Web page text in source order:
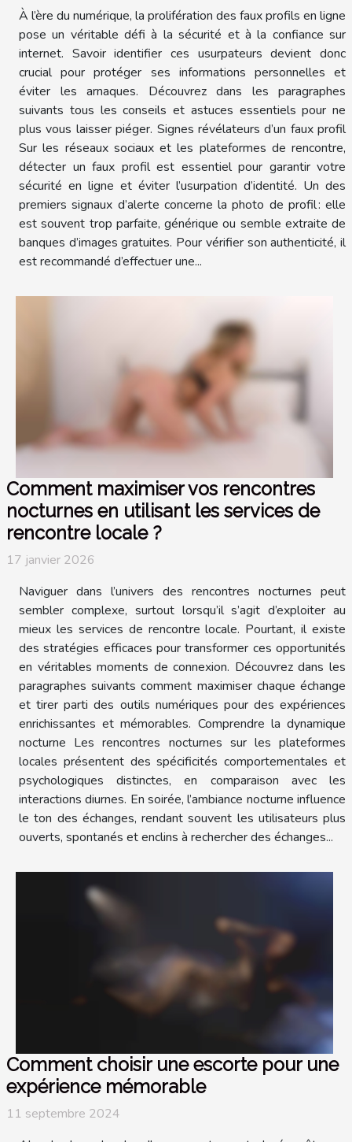
À l’ère du numérique, la prolifération des faux profils en ligne
pose un véritable défi à la sécurité et à la confiance sur
internet. Savoir identifier ces usurpateurs devient donc
crucial pour protéger ses informations personnelles et
éviter les arnaques. Découvrez dans les paragraphes
suivants tous les conseils et astuces essentiels pour ne
plus vous laisser piéger. Signes révélateurs d’un faux profil
Sur les réseaux sociaux et les plateformes de rencontre,
détecter un faux profil est essentiel pour garantir votre
sécurité en ligne et éviter l’usurpation d’identité. Un des
premiers signaux d’alerte concerne la photo de profil : elle
est souvent trop parfaite, générique ou semble extraite de
banques d’images gratuites. Pour vérifier son authenticité, il
est recommandé d’effectuer une...
Comment maximiser vos rencontres
nocturnes en utilisant les services de
rencontre locale ?
17 janvier 2026
Naviguer dans l’univers des rencontres nocturnes peut
sembler complexe, surtout lorsqu’il s’agit d’exploiter au
mieux les services de rencontre locale. Pourtant, il existe
des stratégies efficaces pour transformer ces opportunités
en véritables moments de connexion. Découvrez dans les
paragraphes suivants comment maximiser chaque échange
et tirer parti des outils numériques pour des expériences
enrichissantes et mémorables. Comprendre la dynamique
nocturne Les rencontres nocturnes sur les plateformes
locales présentent des spécificités comportementales et
psychologiques distinctes, en comparaison avec les
interactions diurnes. En soirée, l’ambiance nocturne influence
le ton des échanges, rendant souvent les utilisateurs plus
ouverts, spontanés et enclins à rechercher des échanges...
Comment choisir une escorte pour une
expérience mémorable
11 septembre 2024